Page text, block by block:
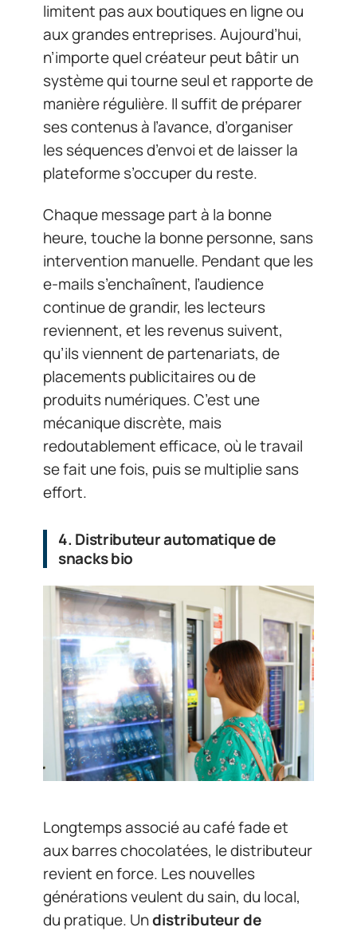
limitent pas aux boutiques en ligne ou
aux grandes entreprises. Aujourd’hui,
n’importe quel créateur peut bâtir un
système qui tourne seul et rapporte de
manière régulière. Il suffit de préparer
ses contenus à l’avance, d’organiser
les séquences d’envoi et de laisser la
plateforme s’occuper du reste.
Chaque message part à la bonne
heure, touche la bonne personne, sans
intervention manuelle. Pendant que les
e-mails s’enchaînent, l’audience
continue de grandir, les lecteurs
reviennent, et les revenus suivent,
qu’ils viennent de partenariats, de
placements publicitaires ou de
produits numériques. C’est une
mécanique discrète, mais
redoutablement efficace, où le travail
se fait une fois, puis se multiplie sans
effort.
4. Distributeur automatique de
snacks bio
Longtemps associé au café fade et
aux barres chocolatées, le distributeur
revient en force. Les nouvelles
générations veulent du sain, du local,
du pratique. Undistributeur de